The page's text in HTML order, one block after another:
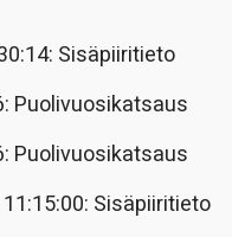
Sisäpiiritieto
Puolivuosikatsaus
Puolivuosikatsaus
Sisäpiiritieto